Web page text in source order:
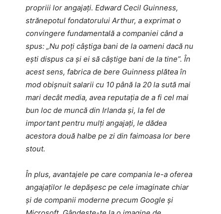
propriii lor angajați. Edward Cecil Guinness,
strănepotul fondatorului Arthur, a exprimat o
convingere fundamentală a companiei când a
spus: „Nu poți câștiga bani de la oameni dacă nu
ești dispus ca și ei să câștige bani de la tine”. În
acest sens, fabrica de bere Guinness plătea în
mod obișnuit salarii cu 10 până la 20 la sută mai
mari decât media, avea reputația de a fi cel mai
bun loc de muncă din Irlanda și, la fel de
important pentru mulți angajați, le dădea
acestora două halbe pe zi din faimoasa lor bere
stout.
În plus, avantajele pe care compania le-a oferea
angajaților le depășesc pe cele imaginate chiar
și de companii moderne precum Google și